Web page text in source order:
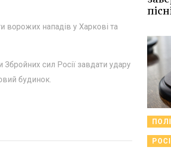
ворожих нападів у Харкові та
сил Росії завдати удару
будинок.